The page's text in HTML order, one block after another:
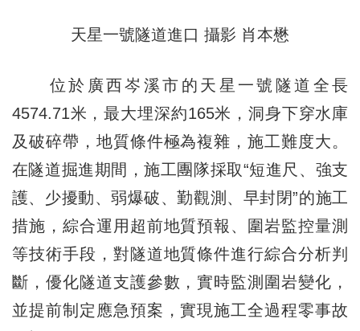
天星一號隧道進口 攝影 肖本懋
位於廣西岑溪市的天星一號隧道全長
4574.71米，最大埋深約165米，洞身下穿水庫
及破碎帶，地質條件極為複雜，施工難度大。
在隧道掘進期間，施工團隊採取“短進尺、強支
護、少擾動、弱爆破、勤觀測、早封閉”的施工
措施，綜合運用超前地質預報、圍岩監控量測
等技術手段，對隧道地質條件進行綜合分析判
斷，優化隧道支護參數，實時監測圍岩變化，
並提前制定應急預案，實現施工全過程零事故